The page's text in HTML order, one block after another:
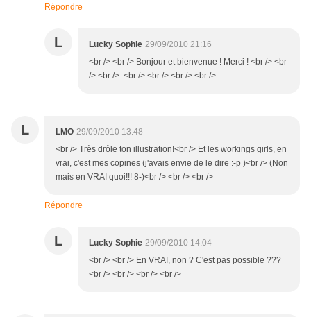
Répondre
L Lucky Sophie 29/09/2010 21:16
<br /> <br /> Bonjour et bienvenue ! Merci ! <br /> <br
/> <br /> <br /> <br /> <br /> <br />
L LMO 29/09/2010 13:48
<br /> Très drôle ton illustration!<br /> Et les workings girls, en
vrai, c'est mes copines (j'avais envie de le dire :-p )<br /> (Non
mais en VRAI quoi!!! 8-)<br /> <br /> <br />
Répondre
L Lucky Sophie 29/09/2010 14:04
<br /> <br /> En VRAI, non ? C'est pas possible ???
<br /> <br /> <br /> <br />